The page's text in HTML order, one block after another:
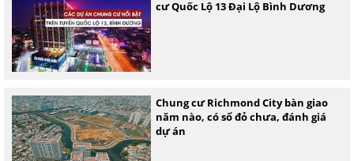
cư Quốc Lộ 13 Đại Lộ Bình Dương
Chung cư Richmond City bàn giao
năm nào, có sổ đỏ chưa, đánh giá
dự án